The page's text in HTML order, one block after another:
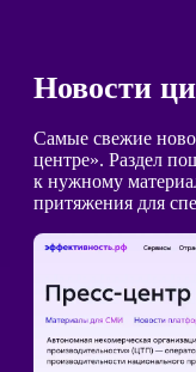
Новости
Самые свежие
центре». Раздел
к нужному
притяжения для